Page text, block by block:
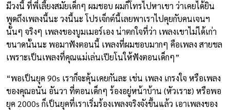
มีวงนี้ ที่พี่เลี้ยงสมัยเด็กๆ ผมชอบ ผมก็โทรไปหาเขา ว่าเคยได้ยิน
พูดถึงเพลงนี้นะ วงนี้นะ โปรเจ็กต์นี้เลยพาเราไปคุยกับคนเจนฯ
นั้นๆ จริงๆ เพลงของบูมเมอร์เอง น่าตกใจที่ว่า เพลงเขาไม่ได้เก่า
ขนาดนั้นนะ พอมาฟังตอนนี้ เพลงที่ผมชอบมากๆ คือเพลง สายชล
เพราะเป็นเพลงที่คุณแม่เล่นเปียโนให้ฟังตอนเด็กๆ”
“พอเป็นยุค 90s เราก็จะคุ้นเคยกันละ เช่น เพลง เกรงใจ หรือเพลง
ของคุณอนัน อันวา ที่ตอนเด็กๆ ร้องอยู่หน้าบ้าน (หัวเราะ) หรือพอ
ยุค 2000s ก็เป็นยุคที่เราเริ่มร้องเพลงจริงจังขึ้นแล้ว เอาเพลงของ